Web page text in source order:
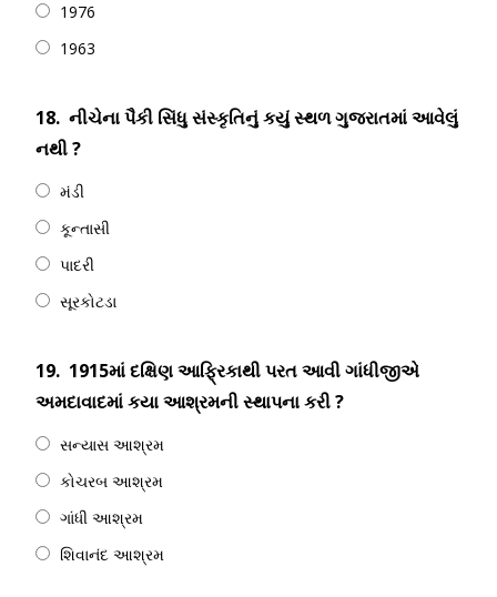
1976
1963
18. નીચેના પૈકી સિંધુ સંસ્કૃતિનું કયું સ્થળ ગુજરાતમાં આવેલું
નથી ?
મંડી
કૂન્તાસી
પાદરી
સૂરકોટડા
19. 1915માં દક્ષિણ આફ્રિકાથી પરત આવી ગાંધીજીએ
અમદાવાદમાં કયા આશ્રમની સ્થાપના કરી ?
સન્યાસ આશ્રમ
કોચરબ આશ્રમ
ગાંધી આશ્રમ
શિવાનંદ આશ્રમ